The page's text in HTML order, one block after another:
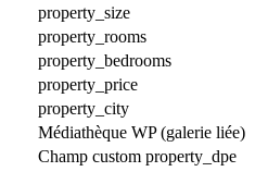
property_size
property_rooms
property_bedrooms
property_price
property_city
Médiathèque WP (galerie liée)
Champ custom property_dpe